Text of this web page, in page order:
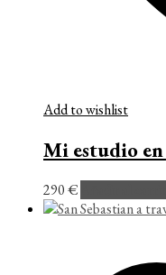
Add to wishlist
Mi estudio
290€